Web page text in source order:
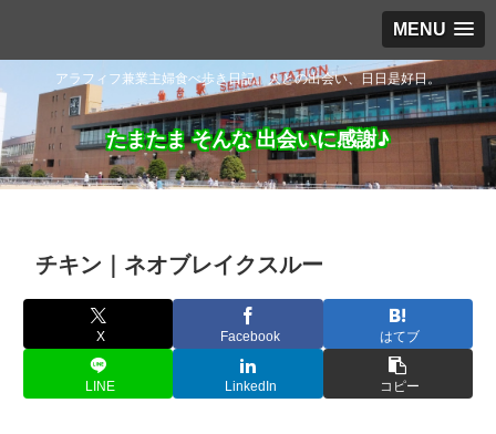
MENU
アラフィフ兼業主婦食べ歩き日記。人との出会い、日日是好日。
たまたま そんな 出会いに感謝♪
チキン｜ネオブレイクスルー
X Facebook はてブ
LINE LinkedIn コピー